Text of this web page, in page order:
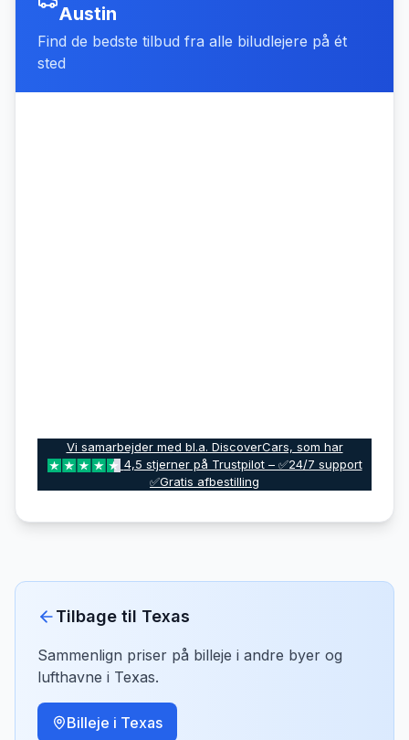
Austin
Find de bedste tilbud fra alle biludlejere på ét
sted
Vi samarbejder med bl.a. DiscoverCars, som har
4,5 stjerner på Trustpilot – ✅24/7 support
✅Gratis afbestilling
Tilbage til Texas
Sammenlign priser på billeje i andre byer og
lufthavne i Texas.
Billeje i Texas